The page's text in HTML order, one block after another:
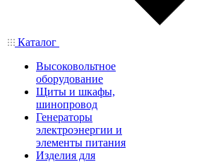
Каталог
Высоковольтное
оборудование
Щиты и шкафы,
шинопровод
Генераторы
электроэнергии и
элементы питания
Изделия для